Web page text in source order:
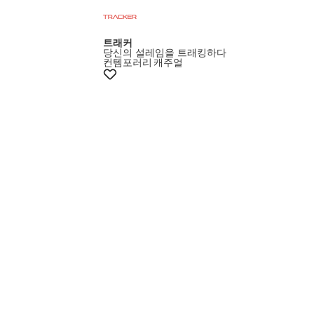
트래커
당신의 설레임을 트래킹하다
컨템포러리 캐주얼